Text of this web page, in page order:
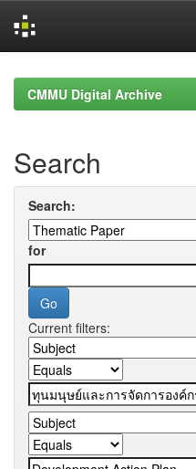
navigationCMMU Digital Archive
Search
Search:
for
Current filters: